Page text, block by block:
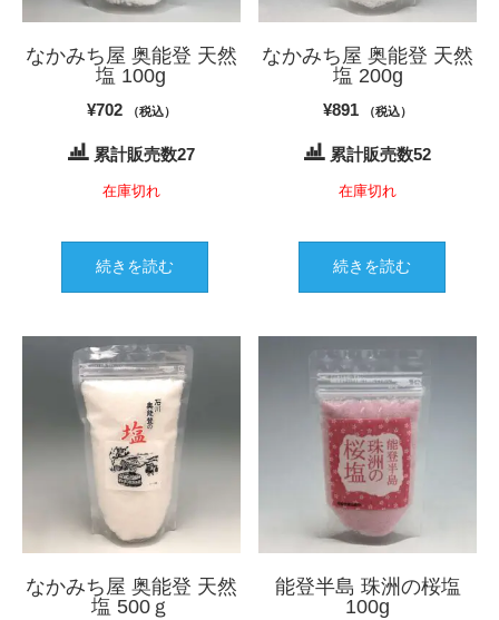
なかみち屋 奥能登 天然
塩 100g
¥702 （税込）
累計販売数27
在庫切れ
続きを読む
なかみち屋 奥能登 天然
塩 200g
¥891 （税込）
累計販売数52
在庫切れ
続きを読む
なかみち屋 奥能登 天然
塩 500ｇ
能登半島 珠洲の桜塩
100g